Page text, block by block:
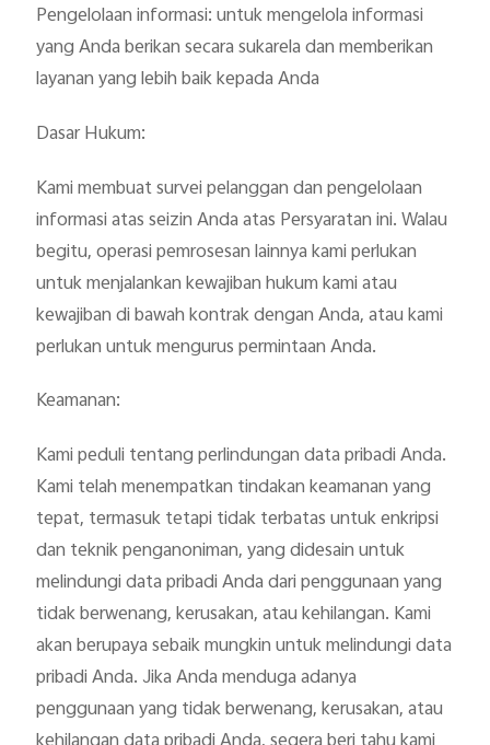
Pengelolaan informasi: untuk mengelola informasi
yang Anda berikan secara sukarela dan memberikan
layanan yang lebih baik kepada Anda
Dasar Hukum:
Kami membuat survei pelanggan dan pengelolaan
informasi atas seizin Anda atas Persyaratan ini. Walau
begitu, operasi pemrosesan lainnya kami perlukan
untuk menjalankan kewajiban hukum kami atau
kewajiban di bawah kontrak dengan Anda, atau kami
perlukan untuk mengurus permintaan Anda.
Keamanan:
Kami peduli tentang perlindungan data pribadi Anda.
Kami telah menempatkan tindakan keamanan yang
tepat, termasuk tetapi tidak terbatas untuk enkripsi
dan teknik penganoniman, yang didesain untuk
melindungi data pribadi Anda dari penggunaan yang
tidak berwenang, kerusakan, atau kehilangan. Kami
akan berupaya sebaik mungkin untuk melindungi data
pribadi Anda. Jika Anda menduga adanya
penggunaan yang tidak berwenang, kerusakan, atau